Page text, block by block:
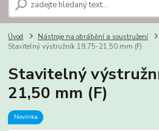
Úvod Nástroje na obrábění a soustružení
Stavitelný výstružník 19,75-21,50 mm (F)
Stavitelný
21,50 mm (F)
Novinka